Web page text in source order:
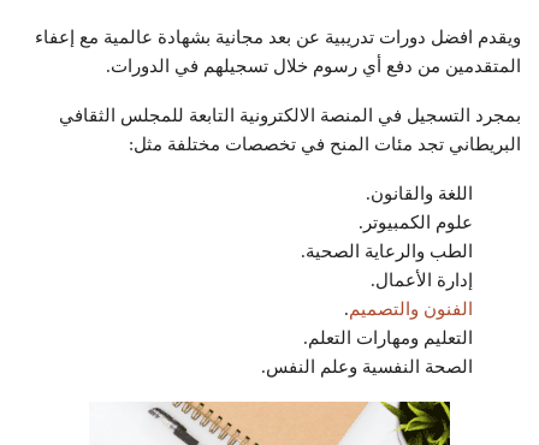
ويقدم افضل دورات تدريبية عن بعد مجانية بشهادة عالمية مع إعفاء
المتقدمين من دفع أي رسوم خلال تسجيلهم في الدورات.
بمجرد التسجيل في المنصة الالكترونية التابعة للمجلس الثقافي
البريطاني تجد مئات المنح في تخصصات مختلفة مثل:
اللغة والقانون.
علوم الكمبيوتر.
الطب والرعاية الصحية.
إدارة الأعمال.
الفنون والتصميم.
التعليم ومهارات التعلم.
الصحة النفسية وعلم النفس.